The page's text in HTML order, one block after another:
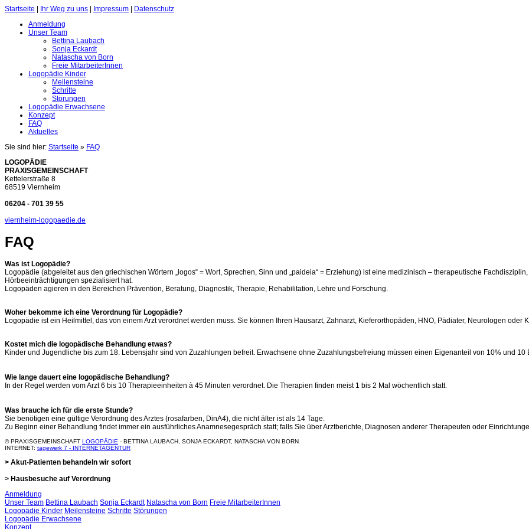
Startseite Ihr Weg zu uns Impressum
Datenschutz
Anmeldung
Unser Team
Bettina Laubach
Sonja Eckardt
Natascha von Born
Freie MitarbeiterInnen
Logopädie Kinder
Meilensteine
Schritte
Störungen
Logopädie Erwachsene
Konzept
FAQ
Aktuelles
Sie sind hier: Startseite » FAQ
LOGOPÄDIE
PRAXISGEMEINSCHAFT
Kettelerstraße 8
68519 Viernheim
06204 - 701 39 55
viernheim-logopaedie.de
FAQ
Was ist Logopädie?
Logopädie (abgeleitet aus den griechischen Wörtern „logos“ = Wort, Sprechen, Sinn und „paideia“ = Erziehung) ist eine medizinisch – therapeutische
Hörbeeinträchtigungen spezialisiert hat.
Logopäden agieren in den Bereichen Prävention, Beratung, Diagnostik, Therapie, Rehabilitation, Lehre und Forschung.
Woher bekomme ich eine Verordnung für Logopädie?
Logopädie ist ein Heilmittel, das von einem Arzt verordnet werden muss. Sie können Ihren Hausarzt, Zahnarzt, Kieferorthopäden, HNO, Pädiater, Neurologen oder
Kostet mich die logopädische Behandlung etwas?
Kinder und Jugendliche bis zum 18. Lebensjahr sind von Zuzahlungen befreit. Erwachsene ohne Zuzahlungsbefreiung müssen einen Eigenanteil von 10% und 10
Wie lange dauert eine logopädische Behandlung?
In der Regel werden vom Arzt 6 bis 10 Therapieeinheiten à 45 Minuten verordnet. Die Therapien finden meist 1 bis 2 Mal wöchentlich statt.
Was brauche ich für die erste Stunde?
Sie benötigen eine gültige Verordnung des Arztes (rosafarben, DinA4), die nicht älter ist als 14 Tage.
Zu Beginn einer Behandlung findet immer ein ausführliches Anamnesegespräch statt; falls Sie über Arztberichte, Diagnosen anderer Therapeuten oder
© PRAXISGEMEINSCHAFT LOGOPÄDIE - BETTINA LAUBACH, SONJA ECKARDT, NATASCHA VON BORN
INTERNET: tagewerk 7 - INTERNETAGENTUR
> Akut-Patienten behandeln wir sofort
> Hausbesuche auf Verordnung
Anmeldung
Unser Team Bettina Laubach Sonja Eckardt Natascha von Born Freie MitarbeiterInnen
Logopädie Kinder Meilensteine Schritte Störungen
Logopädie Erwachsene
Konzept